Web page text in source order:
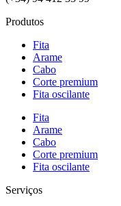
Produtos
Fita
Arame
Cabo
Corte premium
Fita oscilante
Fita
Arame
Cabo
Corte premium
Fita oscilante
Serviços